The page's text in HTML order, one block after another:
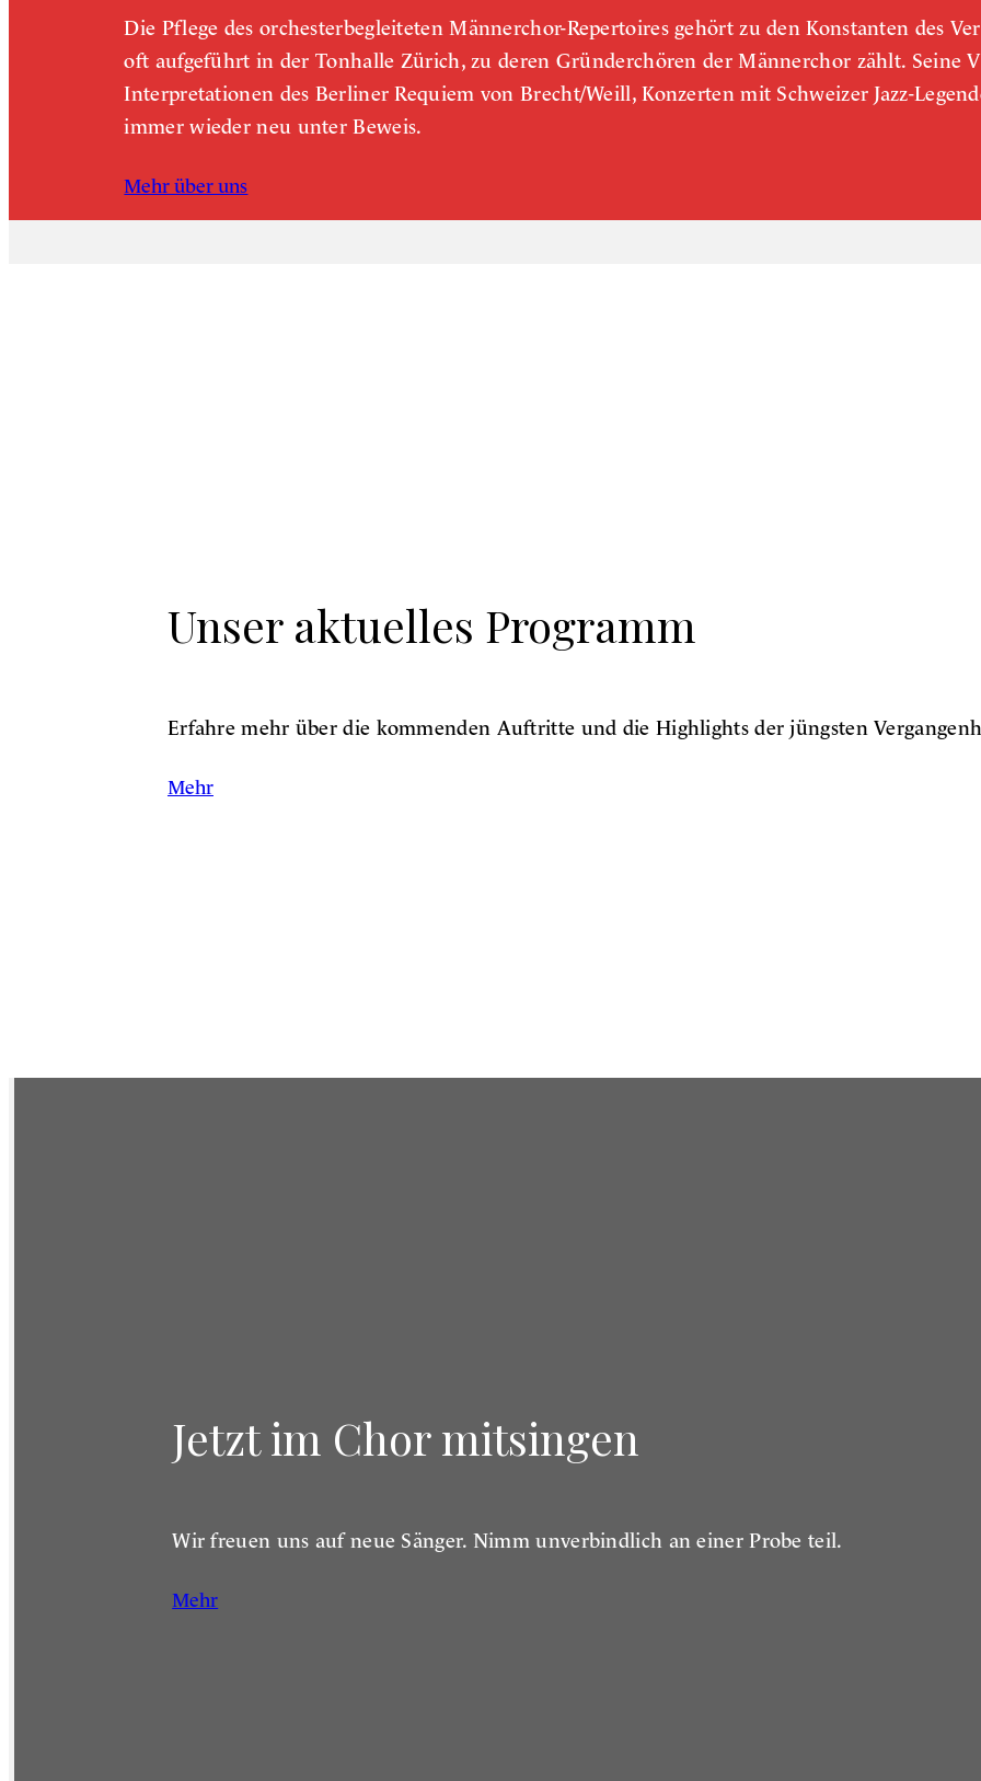
Die Pflege des orchesterbegleiteten Männerchor-Repertoires gehört zu den Konstanten des
oft aufgeführt in der Tonhalle Zürich, zu deren Gründerchören der Männerchor zählt. Seine
Interpretationen des Berliner Requiem von Brecht/Weill, Konzerten mit Schweizer Jazz-
immer wieder neu unter Beweis.
Mehr über uns
Unser aktuelles Programm
Erfahre mehr über die kommenden Auftritte und die Highlights der jüngsten
Mehr
Jetzt im Chor mitsingen
Wir freuen uns auf neue Sänger. Nimm unverbindlich an einer Probe teil.
Mehr